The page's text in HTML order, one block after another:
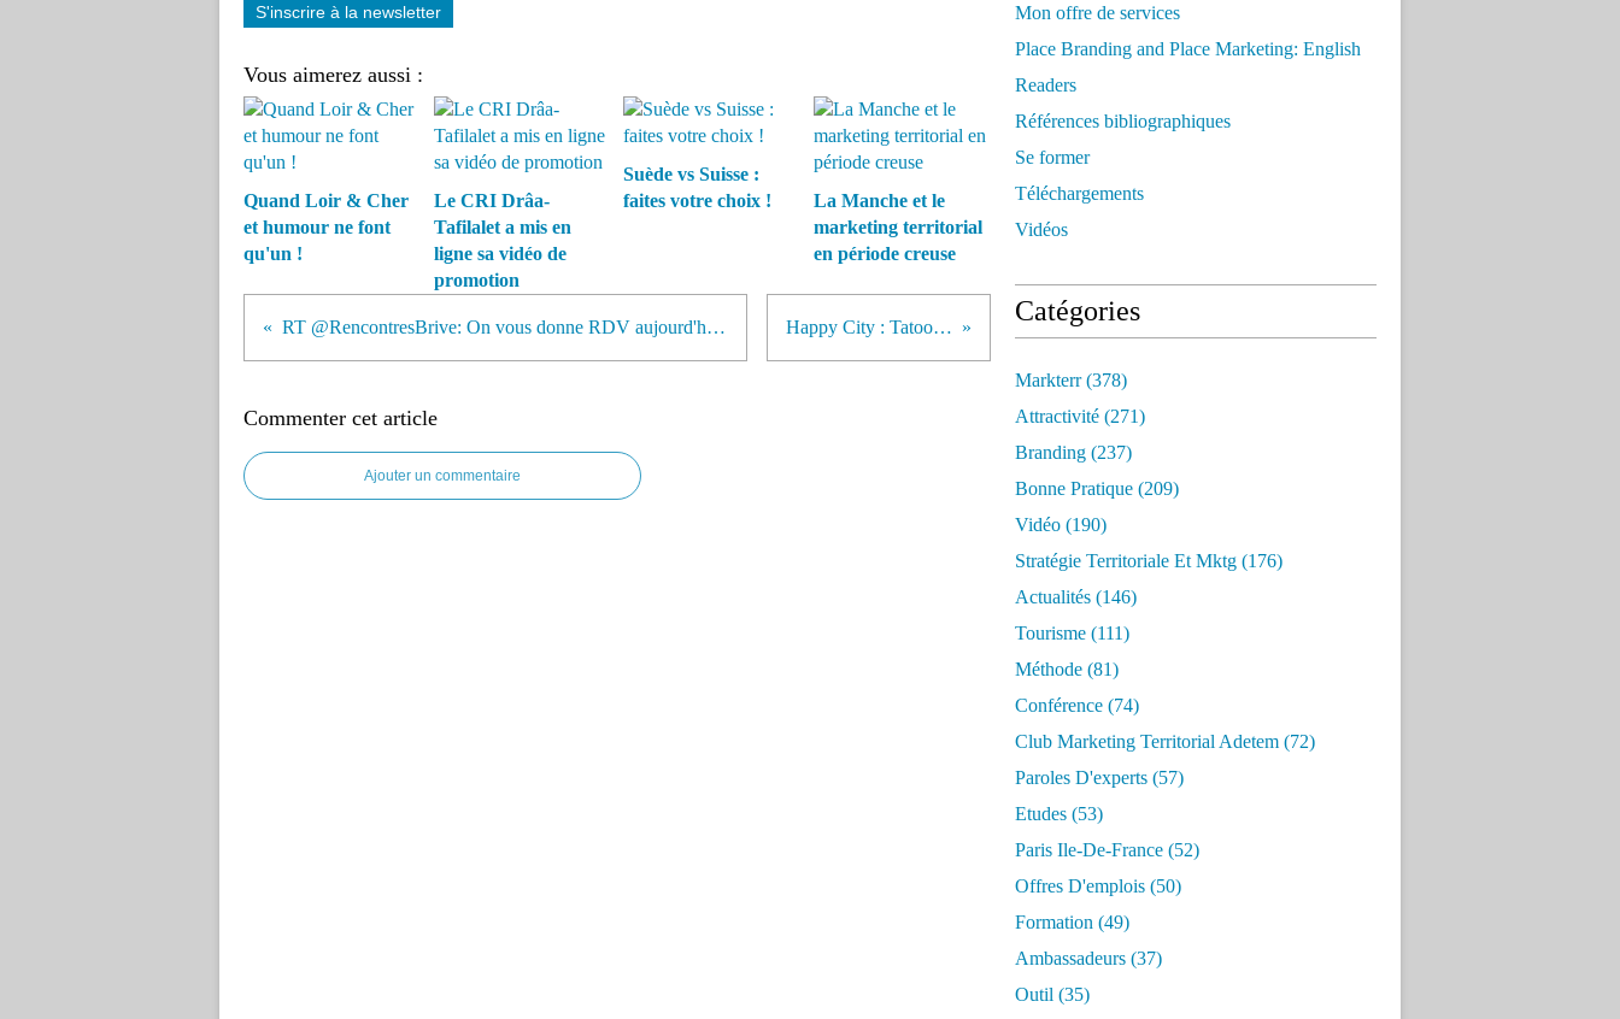
S'inscrire à la newsletter
Vous aimerez aussi :
Quand Loir & Cher
et humour ne font
qu'un !
Le CRI Drâa-
Tafilalet a mis en
ligne sa vidéo de
promotion
Suède vs Suisse :
faites votre choix !
La Manche et le
marketing territorial
en période creuse
RT @RencontresBrive: On vous donne RDV aujourd'hui... Happy City : Tatooine
Commenter cet article
Ajouter un commentaire
Mon offre de services
Place Branding and Place Marketing: English
Readers
Références bibliographiques
Se former
Téléchargements
Vidéos
Catégories
Markterr(378)
Attractivité (271)
Branding (237)
Bonne Pratique (209)
Vidéo (190)
Stratégie Territoriale Et Mktg (176)
Actualités (146)
Tourisme (111)
Méthode (81)
Conférence (74)
Club Marketing Territorial Adetem (72)
Paroles D'experts (57)
Etudes (53)
Paris Ile-De-France (52)
Offres D'emplois (50)
Formation (49)
Ambassadeurs (37)
Outil (35)